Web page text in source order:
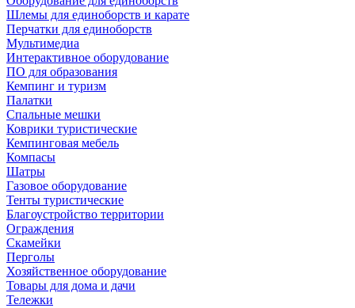
Шлемы для единоборств и карате
Перчатки для единоборств
Мультимедиа
Интерактивное оборудование
ПО для образования
Кемпинг и туризм
Палатки
Спальные мешки
Коврики туристические
Кемпинговая мебель
Компасы
Шатры
Газовое оборудование
Тенты туристические
Благоустройство территории
Ограждения
Скамейки
Перголы
Хозяйственное оборудование
Товары для дома и дачи
Тележки